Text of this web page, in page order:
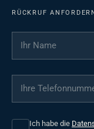
RÜCKRUF ANFORDERN
Ihr Name
Ihre
Ich habe die